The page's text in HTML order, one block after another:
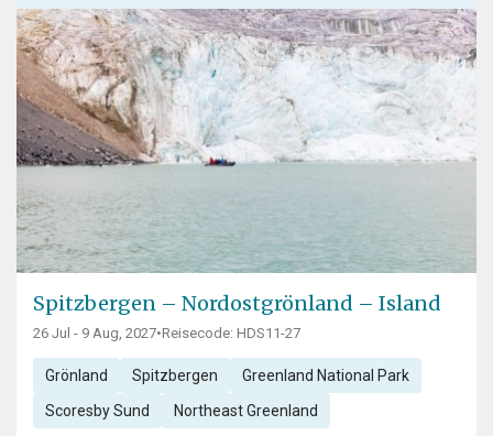
Spitzbergen – Nordostgrönland – Island
26 Jul - 9 Aug, 2027•Reisecode: HDS11-27
Grönland Spitzbergen Greenland National Park
Scoresby Sund Northeast Greenland